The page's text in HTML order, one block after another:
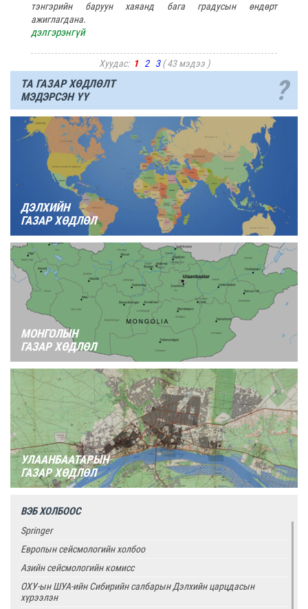
тэнгэрийн баруун хаяанд бага градусын өндөрт
ажиглагдана.
дэлгэрэнгүй
Хуудас: 1 2 3 ( 43 мэдээ )
ТА ГАЗАР ХӨДЛӨЛТ
МЭДЭРСЭН ҮҮ
?
ДЭЛХИЙН
ГАЗАР ХӨДЛӨЛ
МОНГОЛЫН
ГАЗАР ХӨДЛӨЛ
УЛААНБААТАРЫН
ГАЗАР ХӨДЛӨЛ
ВЭБ ХОЛБООС
Springer
Европын сейсмологийн холбоо
Азийн сейсмологийн комисс
ОХУ-ын ШУА-ийн Сибирийн салбарын Дэлхийн царцдасын
хүрээлэн